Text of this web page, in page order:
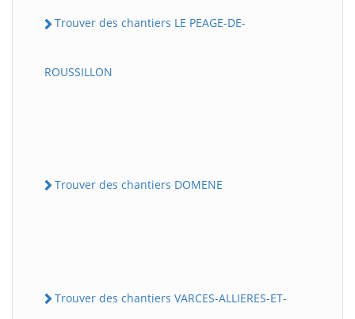
Trouver des chantiers LE PEAGE-DE-
ROUSSILLON
Trouver des chantiers DOMENE
Trouver des chantiers VARCES-ALLIERES-ET-